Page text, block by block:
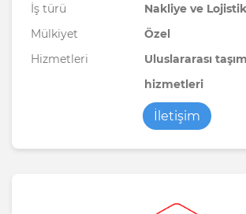
İş türü
Nakliye ve
Mülkiyet
Özel
Hizmetleri
Uluslararası
hizmetleri
İletişim